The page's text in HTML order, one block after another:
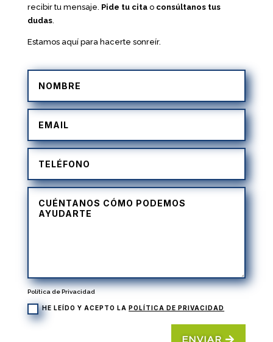
recibir tu mensaje. Pide tu citao consúltanos tus
dudas.
Estamos aquí para hacerte sonreír.
Política de Privacidad
HE LEÍDO Y ACEPTO LA POLÍTICA DE PRIVACIDAD
ENVIAR